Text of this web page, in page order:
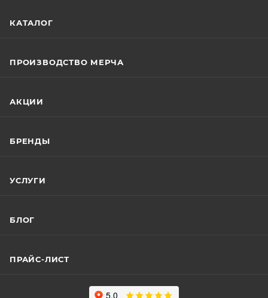
КАТАЛОГ
ПРОИЗВОДСТВО МЕРЧА
АКЦИИ
БРЕНДЫ
УСЛУГИ
БЛОГ
ПРАЙС-ЛИСТ